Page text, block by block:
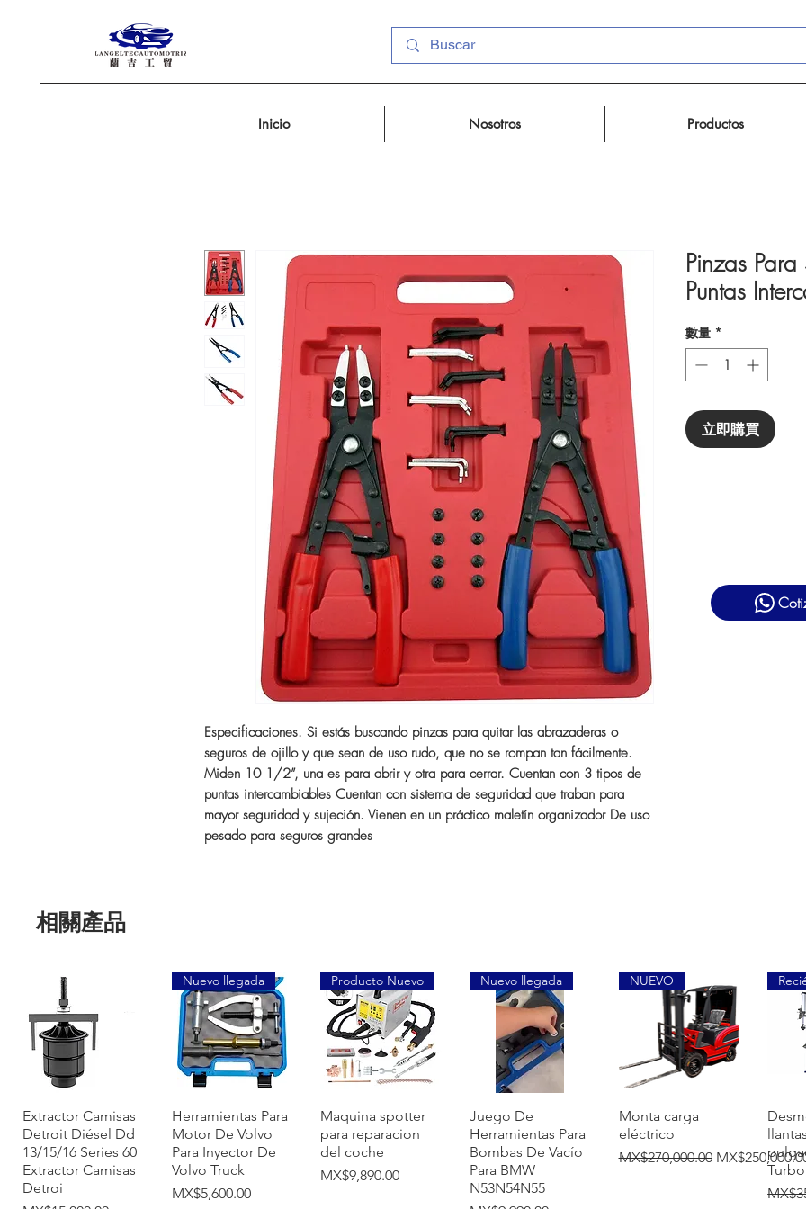
Inicio Nosotros Productos
Especificaciones. Si estás buscando pinzas para quitar las abrazaderas o
seguros de ojillo y que sean de uso rudo, que no se rompan tan fácilmente.
Miden 10 1/2”, una es para abrir y otra para cerrar. Cuentan con 3 tipos de
puntas intercambiables Cuentan con sistema de seguridad que traban para
mayor seguridad y sujeción. Vienen en un práctico maletín organizador De uso
pesado para seguros grandes
Pinzas
Puntas
數量 *
立即購買
相關產品
快速瀏覽
Extractor Camisas
Detroit Diésel Dd
13/15/16 Series 60
Extractor Camisas
Detroi
快速瀏覽
Nuevo llegada
Herramientas Para
Motor De Volvo
Para Inyector De
Volvo Truck
價格
MX$5,600.00
快速瀏覽
Producto Nuevo
Maquina spotter
para reparacion
del coche
價格
MX$9,890.00
快速瀏覽
Nuevo llegada
Juego De
Herramientas Para
Bombas De Vacío
Para BMW
N53N54N55
快速瀏覽
NUEVO
Monta carga
eléctrico
一般價格
MX$270,000.00 促銷價格
一般